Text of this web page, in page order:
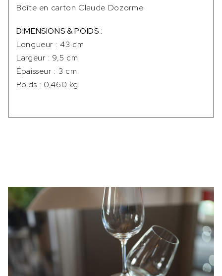
Boîte en carton Claude Dozorme
DIMENSIONS & POIDS :
Longueur : 43 cm
Largeur : 9,5 cm
Épaisseur : 3 cm
Poids : 0,460 kg